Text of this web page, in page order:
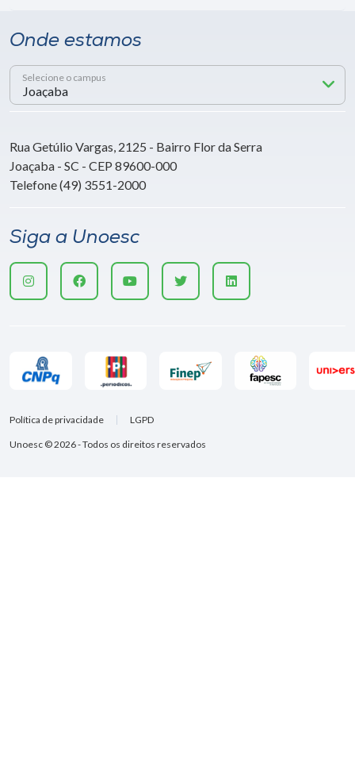
Onde estamos
Selecione o campus
Rua Getúlio Vargas, 2125 - Bairro Flor da Serra
Joaçaba - SC - CEP 89600-000
Telefone (49) 3551-2000
Siga a Unoesc
Unoesc © 2026 - Todos os direitos reservados
Política de privacidade LGPD